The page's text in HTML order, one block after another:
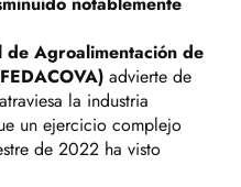
de Agroalimentación de
advierte de
la industria
un ejercicio complejo
de 2022 ha visto